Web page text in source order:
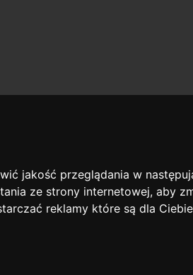
jakość przeglądania w
ze strony internetowej,aby
reklamy które są dla